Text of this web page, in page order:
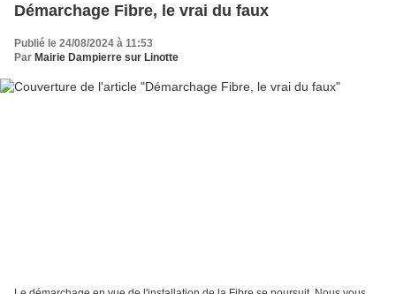
Démarchage Fibre, le vrai du faux
Publié le 24/08/2024 à 11:53
Par Mairie Dampierre sur Linotte